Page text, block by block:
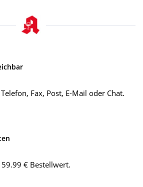
Fax, Post, E-Mail oder Chat.
€ Bestellwert.